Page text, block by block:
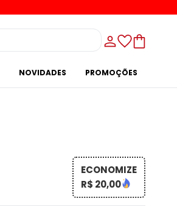
NOVIDADES PROMOÇÕES
ECONOMIZE
R$ 20,00